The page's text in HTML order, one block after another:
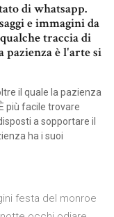
di whatsapp.
e immagini da
traccia di
pazienza è l'arte si
il quale la pazienza
più facile trovare
a sopportare il
ha i suoi
festa del monroe